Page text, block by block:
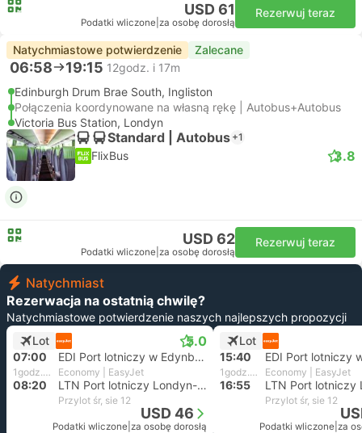
USD 61
Podatki wliczone za osobę dorosłą
Rezerwuj teraz
Natychmiastowe potwierdzenie Zalecane
06:58 19:15 12godz. i 17m
Edinburgh Drum Brae South, Ingliston
Połączenia koordynowane na własną rękę | Autobus+Autobus
Victoria Bus Station, Londyn
Standard | Autobus +1
FlixBus 3.8
USD 62
Podatki wliczone za osobę dorosłą
Rezerwuj teraz
Natychmiast
Rezerwacja na ostatnią chwilę?
Natychmiastowe potwierdzenie naszych najlepszych propozycji
Lot
5.0
07:00 EDI Port lotniczy w Edynburgu
1godz. i 20m Economy | EasyJet
08:20 LTN Port lotniczy Londyn-Luton
Przylot śr, sie 12
USD 46
Podatki wliczone za osobę dorosłą
Lot
15:40
1godz. i 15m Economy | EasyJet
16:55
Przylot śr, sie 12
Podatki wliczone za